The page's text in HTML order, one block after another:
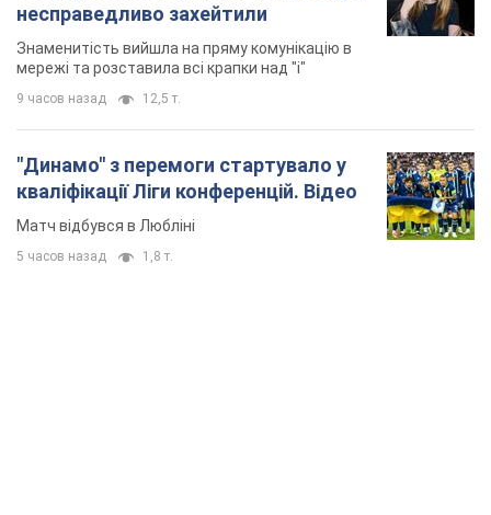
несправедливо захейтили
Знаменитість вийшла на пряму комунікацію в
мережі та розставила всі крапки над "і"
9 часов назад 12,5 т.
"Динамо" з перемоги стартувало у
кваліфікації Ліги конференцій. Відео
Матч відбувся в Любліні
5 часов назад 1,8 т.